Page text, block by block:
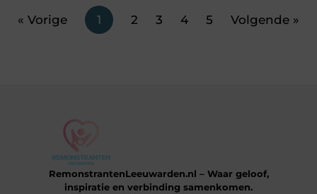
« Vorige 1 2 3 4 5 Volgende »
RemonstrantenLeeuwarden.nl – Waar geloof,
inspiratie en verbinding samenkomen.